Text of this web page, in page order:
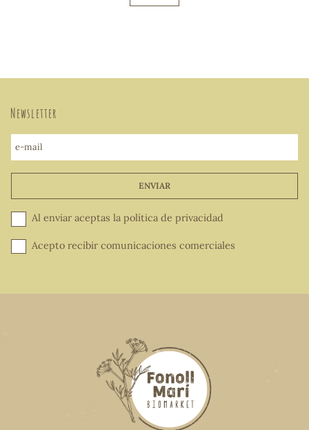
Newsletter
e-mail
ENVIAR
Al enviar aceptas la política de privacidad
Acepto recibir comunicaciones comerciales